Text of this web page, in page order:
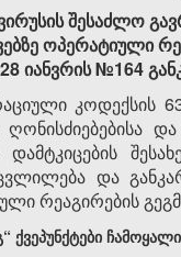
შესაძლო
ოპერატიული
იანვრის№164
კოდექსის
დამტკიცების
ცვლილება და
რეაგირების
ქვეპუნქტები